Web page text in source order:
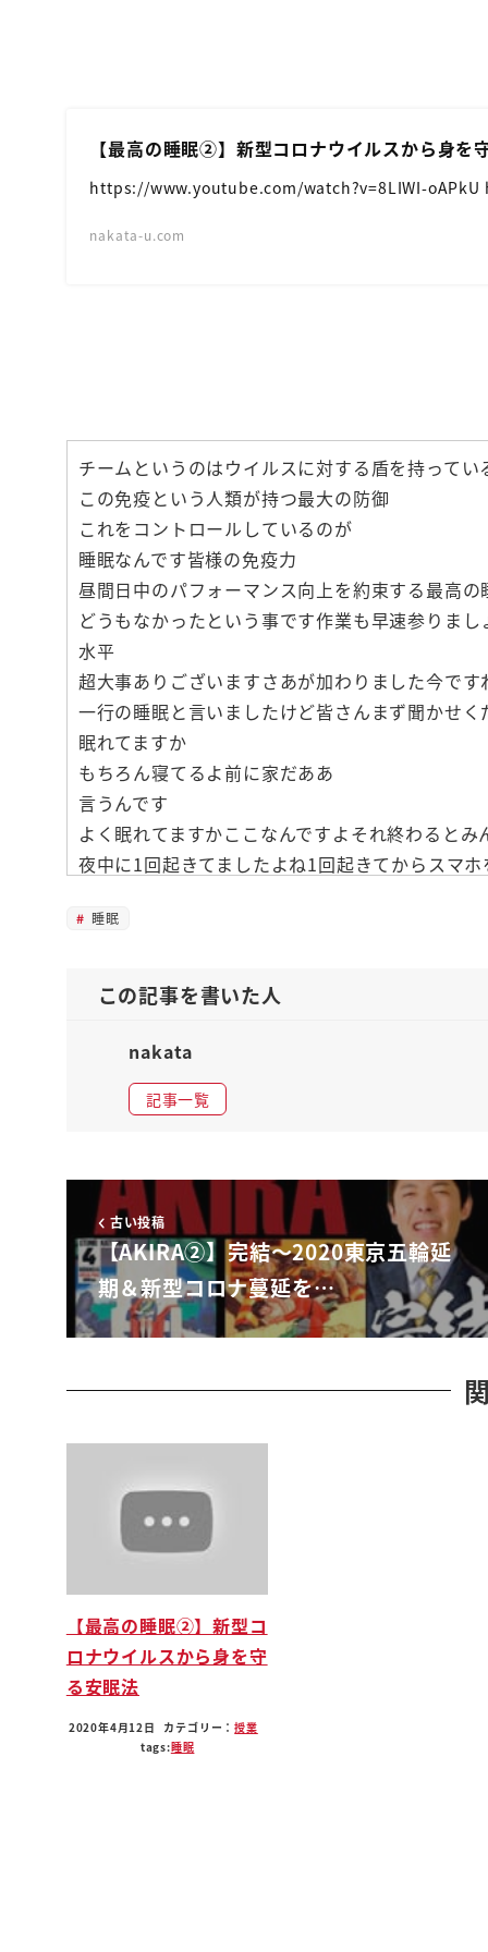
【最高の睡眠②】新型コロナウイルスから身を
https://www.youtube.com/watch?v=8LIWI-
nakata-u.com
チームというのはウイルスに対する盾を持ってい
この免疫という人類が持つ最大の防御
これをコントロールしているのが
睡眠なんです皆様の免疫力
昼間日中のパフォーマンス向上を約束する最高
どうもなかったという事です作業も早速参りま
水平
超大事ありございますさあが加わりました今です
一行の睡眠と言いましたけど皆さんまず聞かせく
眠れてますか
もちろん寝てるよ前に家だああ
言うんです
よく眠れてますかここなんですよそれ終わるとみ
夜中に1回起きてましたよね1回起きてからスマ
ですとか皆の声聞こえておりますありがとうござ
できるのであればどうか
今最も大事なんですなぜかそれはそう
免疫力に関わるからです
強いウイルスがあるそれがまん延しているそれ
体の中に入れてしまったとしても発症しない人
重症化しない人と抽象化してしまう人はたまた
はひとえにですね
これ免疫力
ここが大きく関わってるんですねだから基礎疾患
免疫力がしっかり合えばちんぐりというのはウ
この免疫という
次になんですですから眠れてないということは
ですからこの最高のスイングをするかしないかと
いうレベルではなく今まさに死活問題
今正産期くべて授業ではないでしょうかちょっと
睡眠のことわかるのかそう思いの方いると思います
今回ご安心ください
スタンフォード式
睡眠
この記事を書いた人
nakata
記事一覧
古い投稿
【AKIRA②】完結〜2020東京五輪延
期＆新型コロナ蔓延を…
【最高の睡眠②】新型コ
ロナウイルスから身を守
る安眠法
2020年4月12日 カテゴリー：授業
tags:睡眠